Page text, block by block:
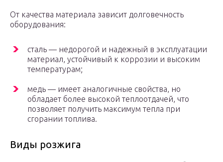
От качества материала зависит долговечность
оборудования:
сталь — недорогой и надежный в эксплуатации
материал, устойчивый к коррозии и высоким
температурам;
медь — имеет аналогичные свойства, но
обладает более высокой теплоотдачей, что
позволяет получить максимум тепла при
сгорании топлива.
Виды розжига